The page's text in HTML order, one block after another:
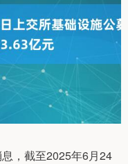
，截至2025年6月24